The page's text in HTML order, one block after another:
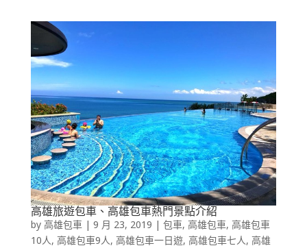
高雄旅遊包車、高雄包車熱門景點介紹
by 高雄包車 | 9 月 23, 2019 | 包車, 高雄包車, 高雄包車
10人, 高雄包車9人, 高雄包車一日遊, 高雄包車七人, 高雄